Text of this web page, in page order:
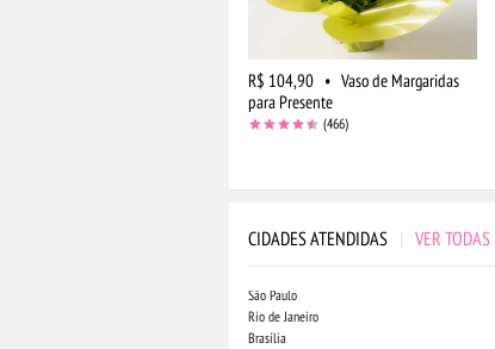
R$ 104,90 • Vaso de Margaridas
para Presente
(466)
CIDADES ATENDIDAS | VER TODAS
São Paulo
Rio de Janeiro
Brasília